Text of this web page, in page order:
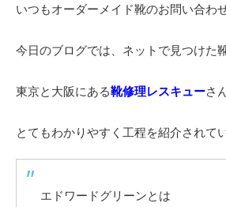
いつもオーダーメイド靴のお問い合わ
今日のブログでは、ネットで見つけた
東京と大阪にある靴修理レスキューさ
とてもわかりやすく工程を紹介されて
エドワードグリーンとは